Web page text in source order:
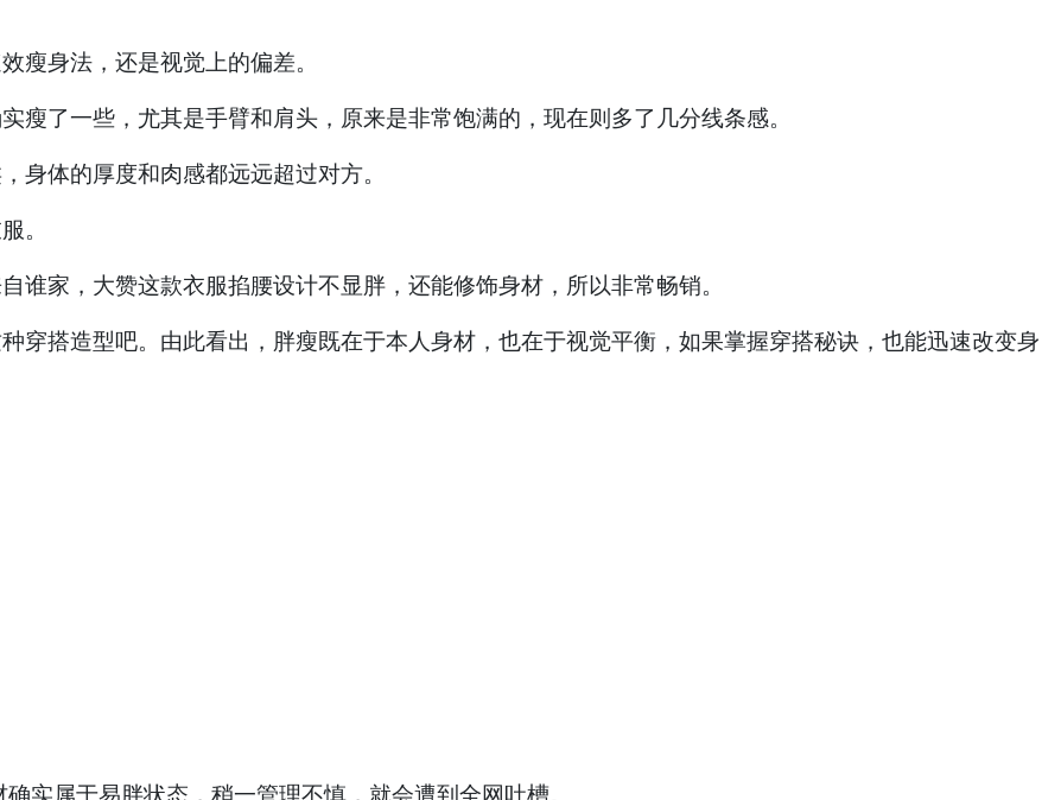
瘦身法，还是视觉上的偏差。
瘦了一些，尤其是手臂和肩头，原来是非常饱满的，现在则多了几分线条感。
身体的厚度和肉感都远远超过对方。
。
谁家，大赞这款衣服掐腰设计不显胖，还能修饰身材，所以非常畅销。
穿搭造型吧。由此看出，胖瘦既在于本人身材，也在于视觉平衡，如果掌握穿搭秘诀，也能迅速改变身